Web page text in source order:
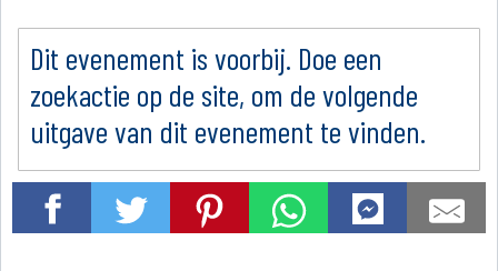
Dit evenement is voorbij. Doe een
zoekactie op de site, om de volgende
uitgave van dit evenement te vinden.